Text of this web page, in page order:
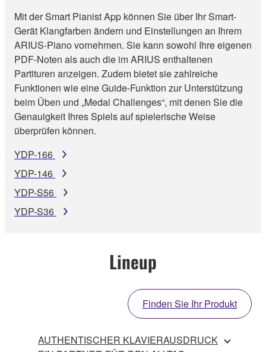
Mit der Smart Pianist App können Sie über Ihr Smart-
Gerät Klangfarben ändern und Einstellungen an Ihrem
ARIUS-Piano vornehmen. Sie kann sowohl Ihre eigenen
PDF-Noten als auch die im ARIUS enthaltenen
Partituren anzeigen. Zudem bietet sie zahlreiche
Funktionen wie eine Guide-Funktion zur Unterstützung
beim Üben und „Medal Challenges“, mit denen Sie die
Genauigkeit Ihres Spiels auf spielerische Weise
überprüfen können.
YDP-166
YDP-146
YDP-S56
YDP-S36
Lineup
Finden Sie Ihr Produkt
AUTHENTISCHER KLAVIERAUSDRUCK